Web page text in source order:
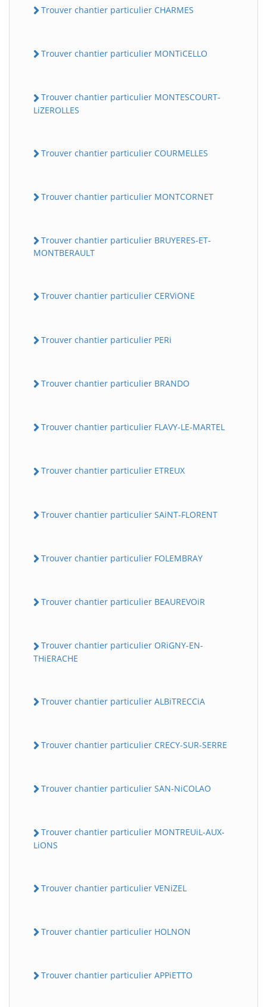
Trouver chantier particulier CHARMES
Trouver chantier particulier MONTiCELLO
Trouver chantier particulier MONTESCOURT-
LiZEROLLES
Trouver chantier particulier COURMELLES
Trouver chantier particulier MONTCORNET
Trouver chantier particulier BRUYERES-ET-
MONTBERAULT
Trouver chantier particulier CERViONE
Trouver chantier particulier PERi
Trouver chantier particulier BRANDO
Trouver chantier particulier FLAVY-LE-MARTEL
Trouver chantier particulier ETREUX
Trouver chantier particulier SAiNT-FLORENT
Trouver chantier particulier FOLEMBRAY
Trouver chantier particulier BEAUREVOiR
Trouver chantier particulier ORiGNY-EN-
THiERACHE
Trouver chantier particulier ALBiTRECCiA
Trouver chantier particulier CRECY-SUR-SERRE
Trouver chantier particulier SAN-NiCOLAO
Trouver chantier particulier MONTREUiL-AUX-
LiONS
Trouver chantier particulier VENiZEL
Trouver chantier particulier HOLNON
Trouver chantier particulier APPiETTO
B Assistant en ligne